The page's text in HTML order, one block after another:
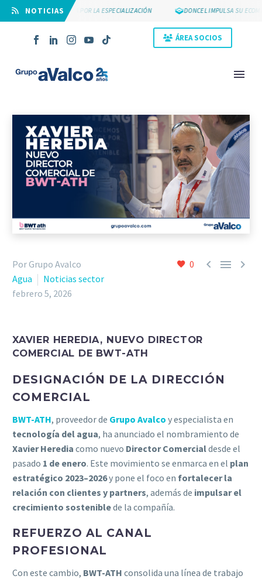
⠀NOTICIAS
SUYCAL 2000 APUESTA POR LA ESPECIALIZACIÓN DONCEL IMPULSA SU
ÁREA SOCIOS
0   
Por Grupo Avalco
Agua
Noticias sector
febrero 5, 2026
XAVIER HEREDIA, NUEVO DIRECTOR
COMERCIAL DE BWT-ATH
DESIGNACIÓN DE LA DIRECCIÓN
COMERCIAL
BWT-ATH, proveedor de Grupo Avalco y especialista en
tecnología del agua, ha anunciado el nombramiento de
Xavier Heredia como nuevo Director Comercialdesde el
pasado 1 de enero. Este movimiento se enmarca en el plan
estratégico 2023–2026y pone el foco en fortalecer la
relación con clientes y partners, además de impulsar el
crecimiento sosteniblede la compañía.
REFUERZO AL CANAL
PROFESIONAL
Con este cambio, BWT-ATH consolida una línea de trabajo